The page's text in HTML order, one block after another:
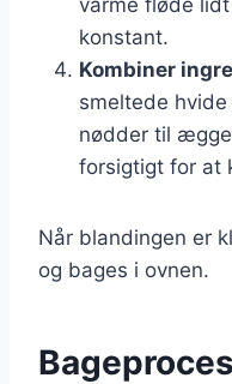
konstant.
Kombiner
smeltede
nødder til
forsigtigt for at
Når blandingen er
og bages i ovnen.